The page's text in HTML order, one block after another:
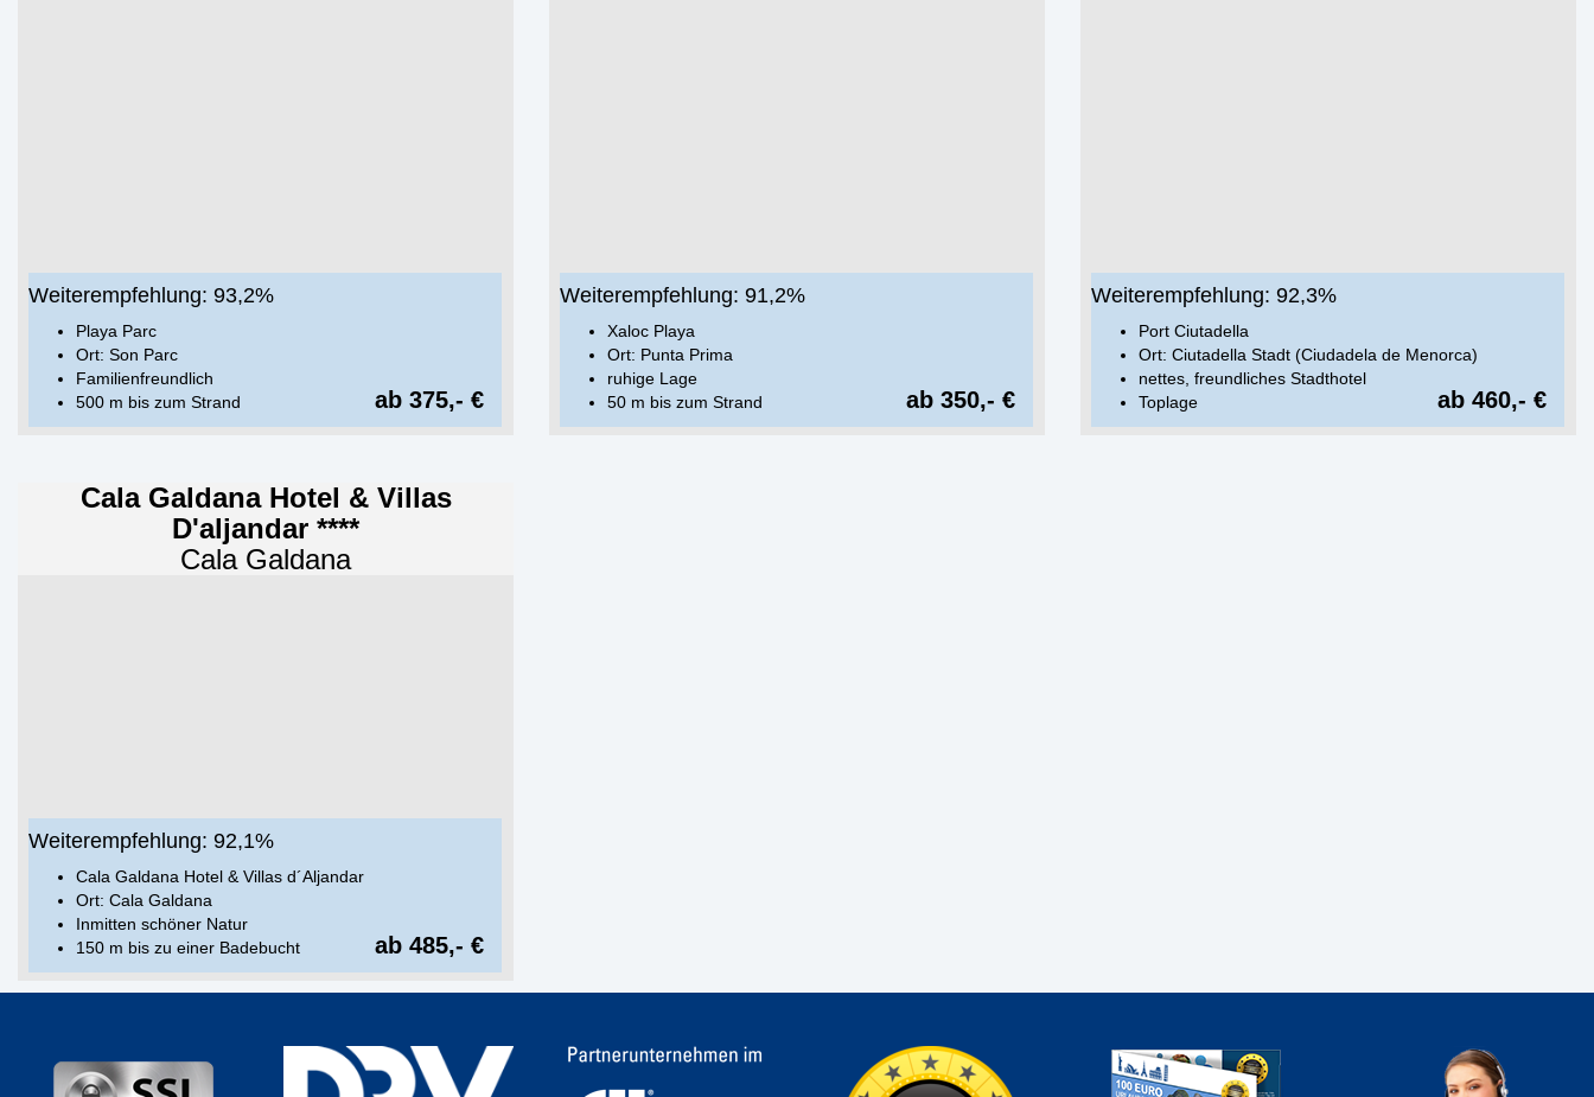
Weiterempfehlung: 93,2%
Playa Parc
Ort: Son Parc
Familienfreundlich
500 m bis zum Strand
ab 375,- €
Weiterempfehlung: 91,2%
Xaloc Playa
Ort: Punta Prima
ruhige Lage
50 m bis zum Strand
ab 350,- €
Weiterempfehlung: 92,3%
Port Ciutadella
Ort: Ciutadella Stadt (Ciudadela de Menorca)
nettes, freundliches Stadthotel
Toplage
ab 460,- €
Cala Galdana Hotel & Villas
D'aljandar ****
Cala Galdana
Weiterempfehlung: 92,1%
Cala Galdana Hotel & Villas d´Aljandar
Ort: Cala Galdana
Inmitten schöner Natur
150 m bis zu einer Badebucht
ab 485,- €